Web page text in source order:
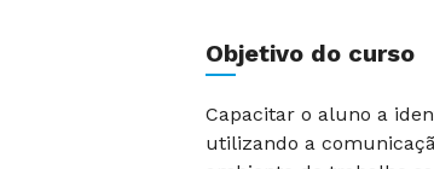
Objetivo do curso
Capacitar o aluno a
utilizando a